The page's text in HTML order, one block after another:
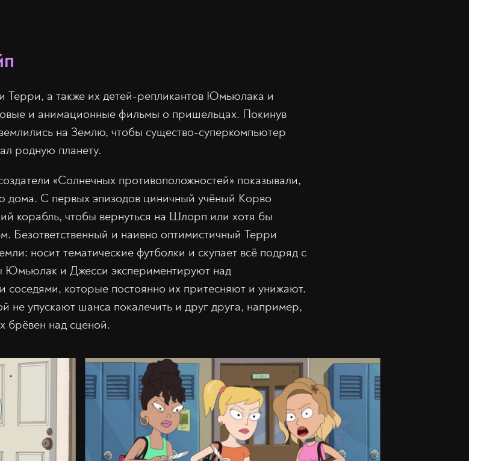
Терри, а также их детей-репликантов Юмьюлака и
и анимационные фильмы о пришельцах. Покинув
на Землю, чтобы существо-суперкомпьютер
родную планету.
«Солнечных противоположностей» показывали,
дома. С первых эпизодов циничный учёный Корво
корабль, чтобы вернуться на Шлорп или хотя бы
Безответственный и наивно оптимистичный Терри
носит тематические футболки и скупает всё подряд с
Юмьюлак и Джесси экспериментируют над
соседями, которые постоянно их притесняют и унижают.
не упускают шанса покалечить и друг друга, например,
брёвен над сценой.